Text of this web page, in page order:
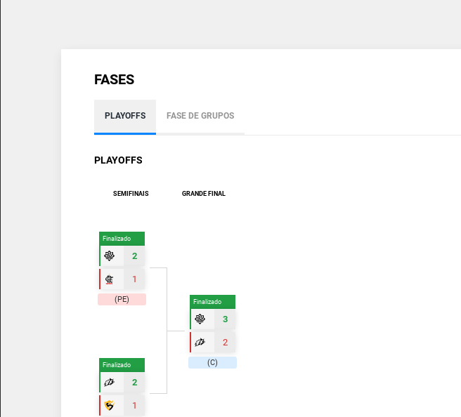
FASES
PLAYOFFS FASE DE GRUPOS
PLAYOFFS
GRANDE FINAL
Finalizado
3
2
(C)
SEMIFINAIS
Finalizado
2
1
(PE)
Finalizado
2
1